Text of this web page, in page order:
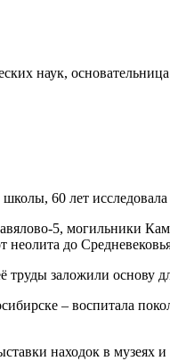
наук,
школы, 60 лет
Завялово-5, могильники
до
заложили основу
– воспитала
находок в музеях и